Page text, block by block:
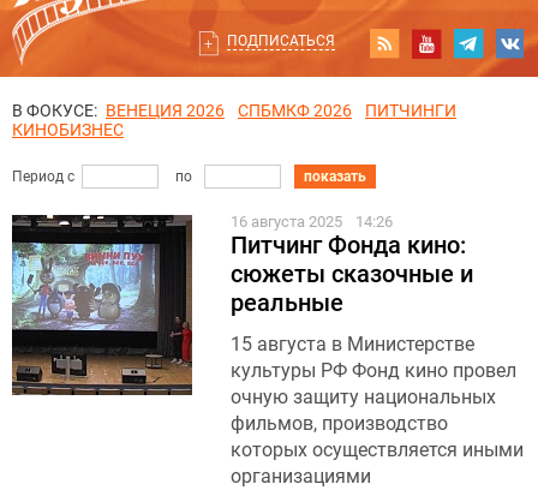
ПОДПИСАТЬСЯ
В ФОКУСЕ: ВЕНЕЦИЯ 2026 СПБМКФ 2026
ПИТЧИНГИ
КИНОБИЗНЕС
Период с по показать
16 августа 2025 14:26
Питчинг Фонда кино:
сюжеты сказочные и
реальные
15 августа в Министерстве
культуры РФ Фонд кино провел
очную защиту национальных
фильмов, производство
которых осуществляется иными
организациями